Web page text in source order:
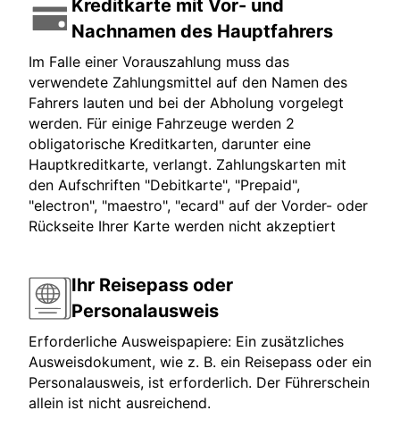
Kreditkarte mit Vor- und
Nachnamen des Hauptfahrers
Im Falle einer Vorauszahlung muss das
verwendete Zahlungsmittel auf den Namen des
Fahrers lauten und bei der Abholung vorgelegt
werden. Für einige Fahrzeuge werden 2
obligatorische Kreditkarten, darunter eine
Hauptkreditkarte, verlangt. Zahlungskarten mit
den Aufschriften "Debitkarte", "Prepaid",
"electron", "maestro", "ecard" auf der Vorder- oder
Rückseite Ihrer Karte werden nicht akzeptiert
Ihr Reisepass oder
Personalausweis
Erforderliche Ausweispapiere: Ein zusätzliches
Ausweisdokument, wie z. B. ein Reisepass oder ein
Personalausweis, ist erforderlich. Der Führerschein
allein ist nicht ausreichend.